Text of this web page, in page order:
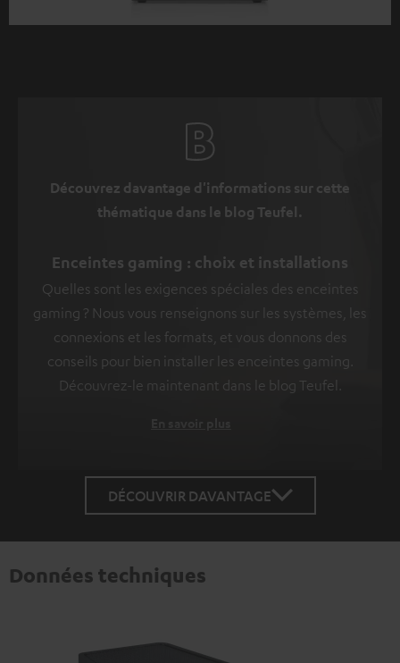
Découvrez davantage d'informations sur cette
thématique dans le blog Teufel.
Enceintes gaming : choix et installations
Quelles sont les exigences spéciales des enceintes
gaming ? Nous vous renseignons sur les systèmes, les
connexions et les formats, et vous donnons des
conseils pour bien installer les enceintes gaming.
Découvrez-le maintenant dans le blog Teufel.
DÉCOUVRIR DAVANTAGE
Données techniques